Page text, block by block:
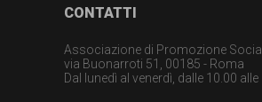
FooterCONTATTI
Associazione di Promozione
via Buonarroti 51, 00185 - Roma
Dal lunedì al venerdì, dalle 10.00 alle